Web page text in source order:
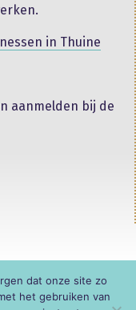
in Thuine
aanmelden bij de
dat onze site zo
het gebruiken van